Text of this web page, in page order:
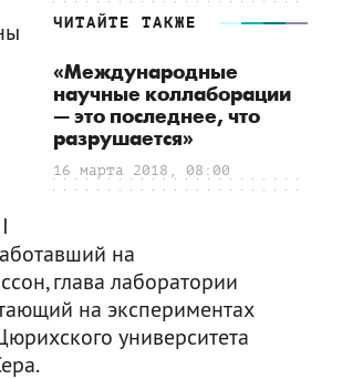
ЧИТАЙТЕ ТАКЖЕ
«Международные
научные коллаборации
— это последнее, что
разрушается»
16 марта 2018, 08:00
на
глава лаборатории
на экспериментах
университета